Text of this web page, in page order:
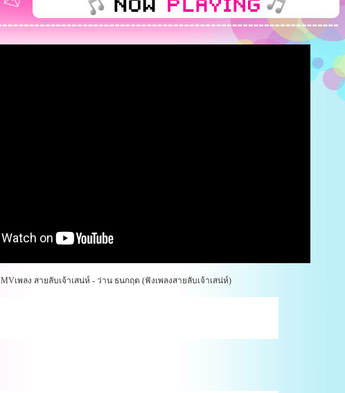
MVเพลง สายลับเจ้าเสน่ห์ - ว่าน ธนกฤต (ฟังเพลงสายลับเจ้าเสน่ห์)